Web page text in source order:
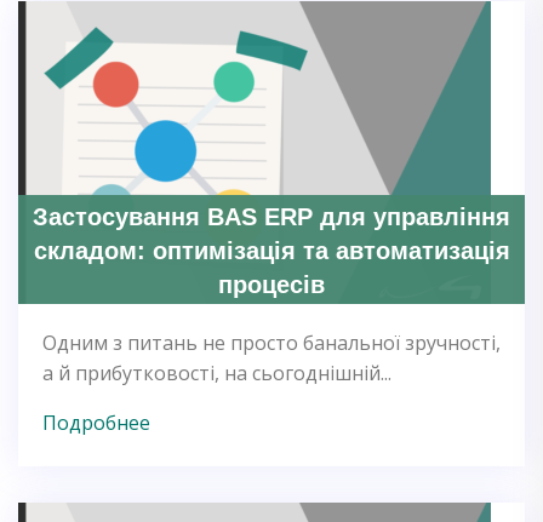
Застосування BAS ERP для управління
складом: оптимізація та автоматизація
процесів
Одним з питань не просто банальної зручності,
а й прибутковості, на сьогоднішній...
Подробнее